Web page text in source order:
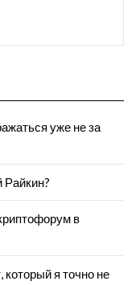
уже не за
Райкин?
в
я точно не